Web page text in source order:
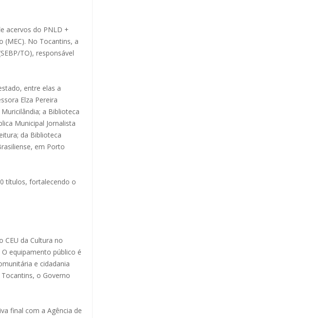
acervos do PNLD +
(MEC). No Tocantins, a
TO), responsável
entre elas a
Elza Pereira
a Biblioteca
Municipal Jornalista
da Biblioteca
em Porto
títulos, fortalecendo o
da Cultura no
equipamento público é
e cidadania
o Governo
final com a Agência de